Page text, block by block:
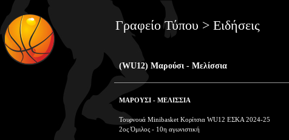
Γραφείο Τύπου > Ειδήσεις
(WU12) Μαρούσι - Μελίσσια
ΜΑΡΟΥΣΙ - ΜΕΛΙΣΣΙΑ
Τουρνουά Minibasket Κορίτσια WU12 ΕΣΚΑ 2024-25
2ος Όμιλος - 10η αγωνιστική